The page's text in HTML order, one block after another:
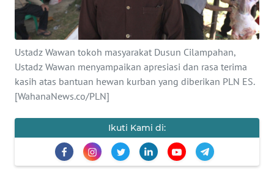
Ustadz Wawan tokoh masyarakat Dusun Cilampahan,
Ustadz Wawan menyampaikan apresiasi dan rasa terima
kasih atas bantuan hewan kurban yang diberikan PLN ES.
[WahanaNews.co/PLN]
Ikuti Kami di:
SERBA-SERBI
PENDIDIKAN
OLAHRAGA
EDITORIAL